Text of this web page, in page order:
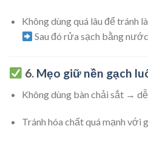
Không dùng quá lâu để tránh
Sau đó rửa sạch bằng
6.Mẹo giữ nền gạch
Không dùng bàn chải sắt →
Tránh hóa chất quá mạnh với